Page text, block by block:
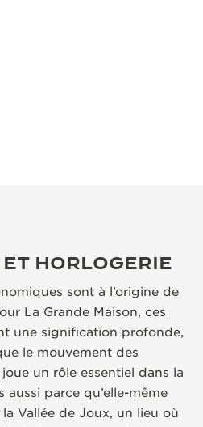
HORLOGERIE
sont à l’origine de
La Grande Maison, ces
une signification profonde,
le mouvement des
un rôle essentiel dans la
aussi parce qu’elle-même
Vallée de Joux, un lieu où